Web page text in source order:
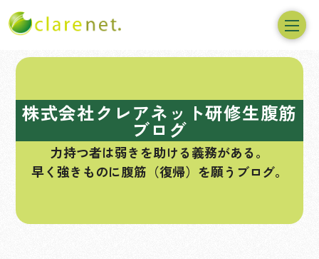
株式会社クレアネット研修生腹筋
ブログ
力持つ者は弱きを助ける義務がある。
早く強きものに腹筋（復帰）を願うブログ。